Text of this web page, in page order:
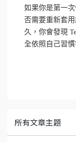
如果你是第一
否需要重新套
久，你會發現
全依照自己習
所有文章主題